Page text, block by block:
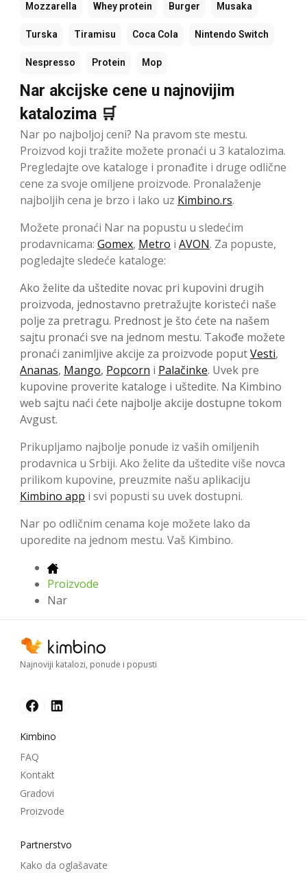
Mozzarella Whey protein Burger Musaka
Turska Tiramisu Coca Cola Nintendo Switch
Nespresso Protein Mop
Nar akcijske cene u najnovijim
katalozima 🛒
Nar po najboljoj ceni? Na pravom ste mestu.
Proizvod koji tražite možete pronaći u 3 katalozima.
Pregledajte ove kataloge i pronađite i druge odlične
cene za svoje omiljene proizvode. Pronalaženje
najboljih cena je brzo i lako uz Kimbino.rs.
Možete pronaći Nar na popustu u sledećim
prodavnicama: Gomex, Metro i AVON. Za popuste,
pogledajte sledeće kataloge:
Ako želite da uštedite novac pri kupovini drugih
proizvoda, jednostavno pretražujte koristeći naše
polje za pretragu. Prednost je što ćete na našem
sajtu pronaći sve na jednom mestu. Takođe možete
pronaći zanimljive akcije za proizvode poputVesti,
Ananas, Mango, Popcorn i Palačinke. Uvek pre
kupovine proverite kataloge i uštedite. Na Kimbino
web sajtu naći ćete najbolje akcije dostupne tokom
Avgust.
Prikupljamo najbolje ponude iz vaših omiljenih
prodavnica u Srbiji. Ako želite da uštedite više novca
prilikom kupovine, preuzmite našu aplikaciju
Kimbino app i svi popusti su uvek dostupni.
Nar po odličnim cenama koje možete lako da
uporedite na jednom mestu. Vaš Kimbino.
Proizvode
Nar
Najnoviji katalozi, ponude i popusti
Kimbino
FAQ
Kontakt
Gradovi
Proizvode
Partnerstvo
Kako da oglašavate